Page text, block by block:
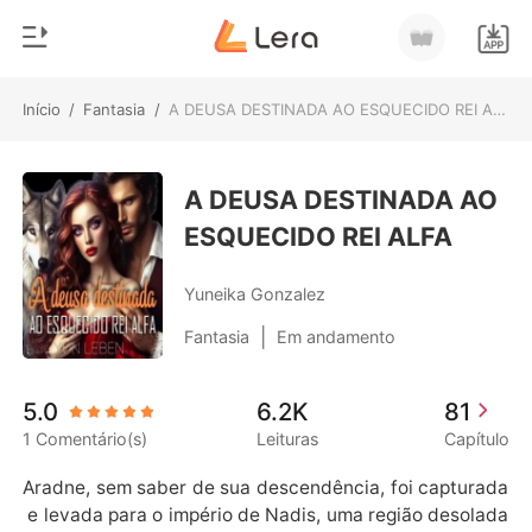
Início / Fantasia / A DEUSA DESTINADA AO ESQUECIDO REI ALFA
0
Loja
Histórico
Sair
Baixar App
Gênero
Moderno
Lobisomem
Contos
Bilionários
A DEUSA DESTINADA AO
ESQUECIDO REI ALFA
Yuneika Gonzalez
Fantasia Em andamento
5.0
1 Comentário(s)
6.2K
Leituras
81
Capítulo
Aradne, sem saber de sua descendência, foi capturada
e levada para o império de Nadis, uma região desolada